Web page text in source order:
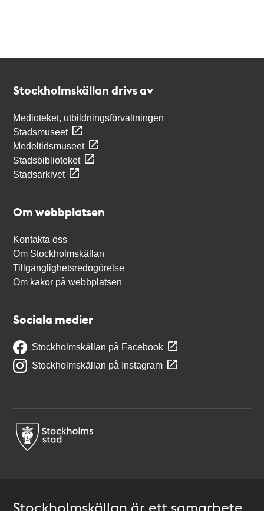
Stockholmskällan drivs av
Medioteket, utbildningsförvaltningen
Stadsmuseet
Medeltidsmuseet
Stadsbiblioteket
Stadsarkivet
Om webbplatsen
Kontakta oss
Om Stockholmskällan
Tillgänglighetsredogörelse
Om kakor på webbplatsen
Sociala medier
Stockholmskällan på Facebook
Stockholmskällan på Instagram
Stockholmskällan är ett samarbete